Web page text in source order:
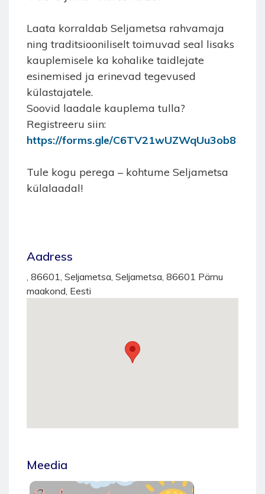
Meedia
Laata korraldab Seljametsa rahvamaja
ning traditsiooniliselt toimuvad seal lisaks
kauplemisele ka kohalike taidlejate
esinemised ja erinevad tegevused
külastajatele.
Soovid laadale kauplema tulla?
Registreeru siin:
https://forms.gle/C6TV21wUZWqUu3ob8
Tule kogu perega – kohtume Seljametsa
külalaadal!
Aadress
, 86601, Seljametsa, Seljametsa, 86601 Pärnu
maakond, Eesti